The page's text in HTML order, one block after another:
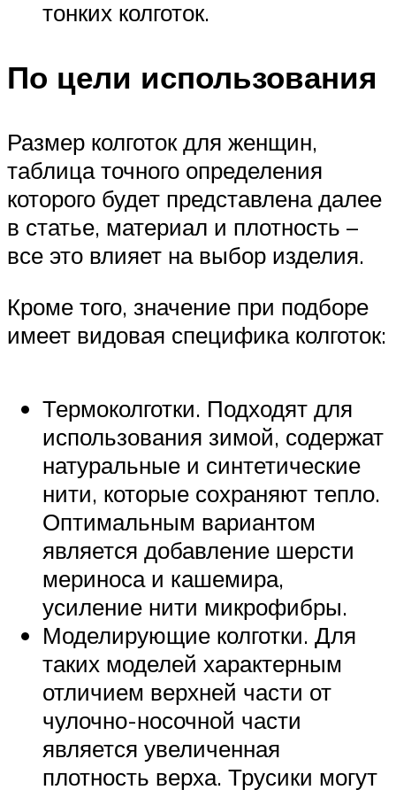
тонких колготок.
По цели использования
Размер колготок для женщин,
таблица точного определения
которого будет представлена далее
в статье, материал и плотность –
все это влияет на выбор изделия.
Кроме того, значение при подборе
имеет видовая специфика колготок:
Термоколготки. Подходят для
использования зимой, содержат
натуральные и синтетические
нити, которые сохраняют тепло.
Оптимальным вариантом
является добавление шерсти
мериноса и кашемира,
усиление нити микрофибры.
Моделирующие колготки. Для
таких моделей характерным
отличием верхней части от
чулочно-носочной части
является увеличенная
плотность верха. Трусики могут